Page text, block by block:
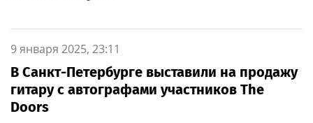
9 января 2025, 23:11
В Санкт-Петербурге выставили на продажу
гитару с автографами участников The
Doors